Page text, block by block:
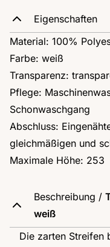
Eigenschaften
Material: 100%
Farbe: weiß
Transparenz:
Pflege:
Schonwaschgang
Abschluss:
gleichmäßigen und
Maximale Höhe: 253
Beschreibung /
weiß
Die zarten Streifen